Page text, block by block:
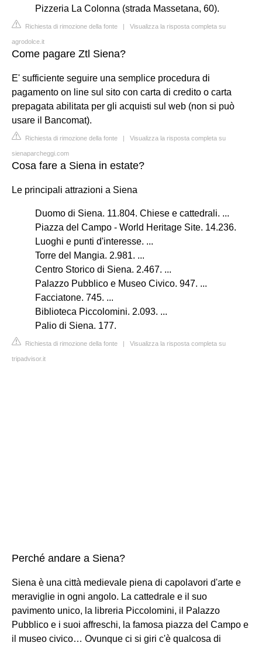
Pizzeria La Colonna (strada Massetana, 60).
Richiesta di rimozione della fonte | Visualizza la risposta completa su
agrodolce.it
Come pagare Ztl Siena?
E' sufficiente seguire una semplice procedura di
pagamento on line sul sito con carta di credito o carta
prepagata abilitata per gli acquisti sul web (non si può
usare il Bancomat).
Richiesta di rimozione della fonte | Visualizza la risposta completa su
sienaparcheggi.com
Cosa fare a Siena in estate?
Le principali attrazioni a Siena
Duomo di Siena. 11.804. Chiese e cattedrali. ...
Piazza del Campo - World Heritage Site. 14.236.
Luoghi e punti d'interesse. ...
Torre del Mangia. 2.981. ...
Centro Storico di Siena. 2.467. ...
Palazzo Pubblico e Museo Civico. 947. ...
Facciatone. 745. ...
Biblioteca Piccolomini. 2.093. ...
Palio di Siena. 177.
Richiesta di rimozione della fonte | Visualizza la risposta completa su
tripadvisor.it
Perché andare a Siena?
Siena è una città medievale piena di capolavori d'arte e
meraviglie in ogni angolo. La cattedrale e il suo
pavimento unico, la libreria Piccolomini, il Palazzo
Pubblico e i suoi affreschi, la famosa piazza del Campo e
il museo civico… Ovunque ci si giri c'è qualcosa di